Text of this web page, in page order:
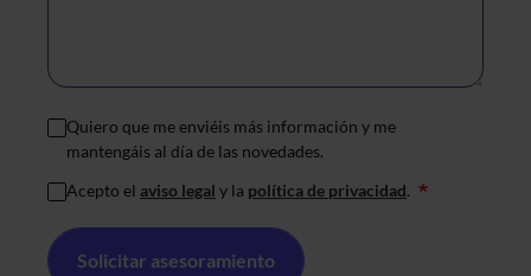
Quiero que me enviéis más información y me
mantengáis al día de las novedades.
Acepto el aviso legal y la política de privacidad. *